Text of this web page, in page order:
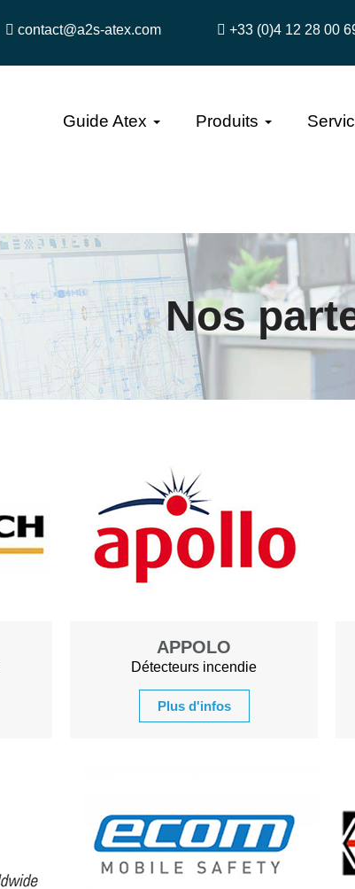
contact@a2s-atex.com +33 (0)4 12 28 00
Guide Atex Produits
Nos
APPOLO
Détecteurs incendie
Plus d'infos